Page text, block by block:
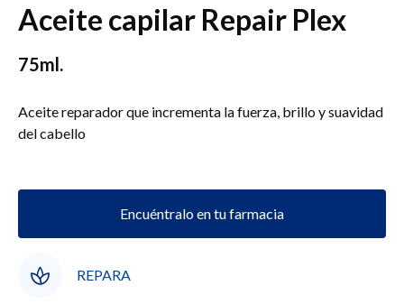
Aceite capilar Repair Plex
75ml.
Aceite reparador que incrementa la fuerza, brillo y suavidad
del cabello
Encuéntralo en tu farmacia
REPARA